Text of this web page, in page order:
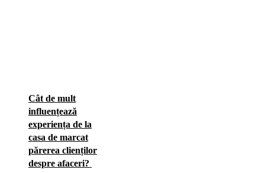
Cât de mult
influențează
experiența de la
casa de marcat
părerea clienților
despre afaceri?